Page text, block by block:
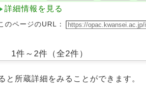
詳細情報を見る
のページのURL：
1件～2件（全2件）
と所蔵詳細をみることができます。